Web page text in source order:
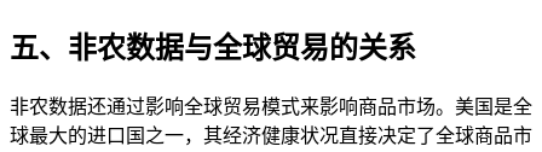
五、非农数据与全球贸易的关系
非农数据还通过影响全球贸易模式来影响商品市场。美国是全
球最大的进口国之一，其经济健康状况直接决定了全球商品市